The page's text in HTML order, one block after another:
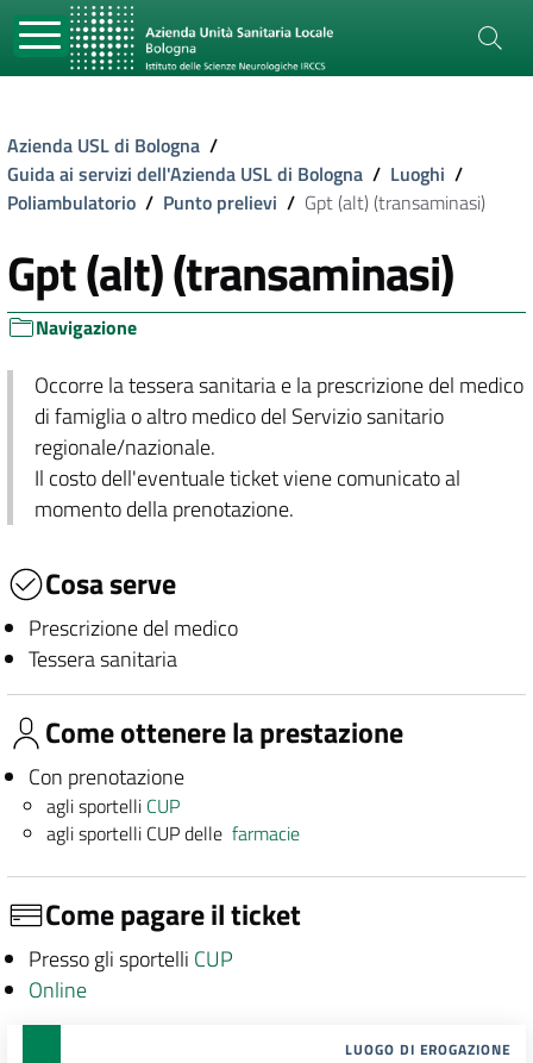
Azienda USL di Bologna /
Guida ai servizi dell'Azienda USL di Bologna / Luoghi /
Poliambulatorio / Punto prelievi / Gpt (alt) (transaminasi)
Gpt (alt) (transaminasi)
Navigazione
Occorre la tessera sanitaria e la prescrizione del medico
di famiglia o altro medico del Servizio sanitario
regionale/nazionale.
Il costo dell'eventuale ticket viene comunicato al
momento della prenotazione.
Cosa serve
Prescrizione del medico
Tessera sanitaria
Come ottenere la prestazione
Con prenotazione
agli sportelli CUP
agli sportelli CUP dellefarmacie
Come pagare il ticket
Presso gli sportelli CUP
Online
LUOGO DI EROGAZIONE